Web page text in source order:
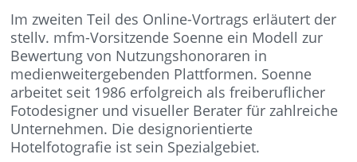
Im zweiten Teil des Online-Vortrags erläutert der
stellv. mfm-Vorsitzende Soenne ein Modell zur
Bewertung von Nutzungshonoraren in
medienweitergebenden Plattformen. Soenne
arbeitet seit 1986 erfolgreich als freiberuflicher
Fotodesigner und visueller Berater für zahlreiche
Unternehmen. Die designorientierte
Hotelfotografie ist sein Spezialgebiet.